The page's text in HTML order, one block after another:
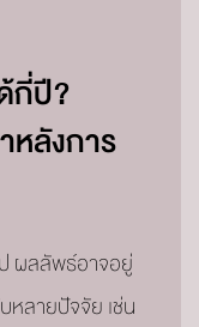
กี่ปี?
หลังการ
ป ผลลัพธ์อาจอยู่
หลายปัจจัย เช่น